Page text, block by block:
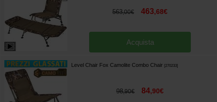
563,00€ 463,68€
Acquista
Level Chair Fox Camolite Combo Chair 270233]
98,90€ 84,90€